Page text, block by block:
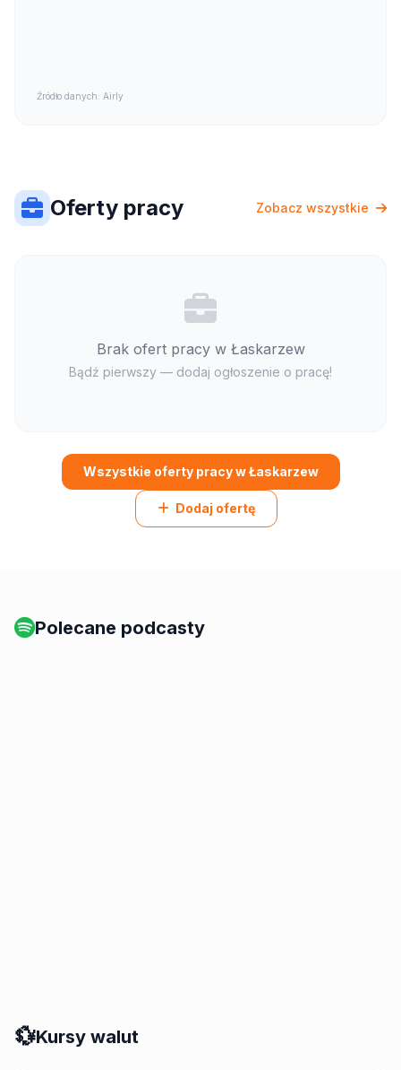
Źródło danych: Airly
Oferty pracy Zobacz wszystkie
Brak ofert pracy w Łaskarzew
Bądź pierwszy — dodaj ogłoszenie o pracę!
Wszystkie oferty pracy w Łaskarzew
Dodaj ofertę
Polecane podcasty
💱Kursy walut